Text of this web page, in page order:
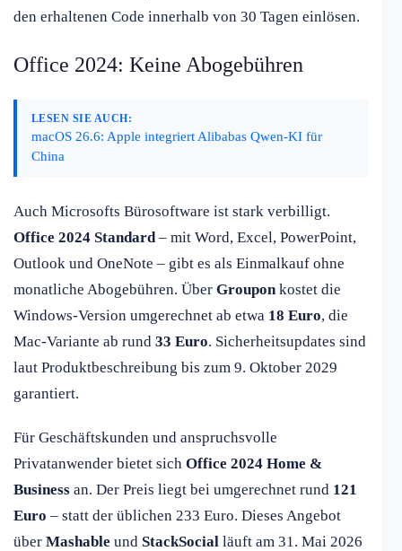
den erhaltenen Code innerhalb von 30 Tagen einlösen.
Office 2024: Keine Abogebühren
LESEN SIE AUCH:
macOS 26.6: Apple integriert Alibabas Qwen-KI für
China
Auch Microsofts Bürosoftware ist stark verbilligt.
Office 2024 Standard– mit Word, Excel, PowerPoint,
Outlook und OneNote – gibt es als Einmalkauf ohne
monatliche Abogebühren. Über Grouponkostet die
Windows-Version umgerechnet ab etwa 18 Euro, die
Mac-Variante ab rund 33 Euro. Sicherheitsupdates sind
laut Produktbeschreibung bis zum 9. Oktober 2029
garantiert.
Für Geschäftskunden und anspruchsvolle
Privatanwender bietet sich Office 2024 Home &
Business an. Der Preis liegt bei umgerechnet rund 121
Euro – statt der üblichen 233 Euro. Dieses Angebot
über Mashable und StackSocial läuft am 31. Mai 2026